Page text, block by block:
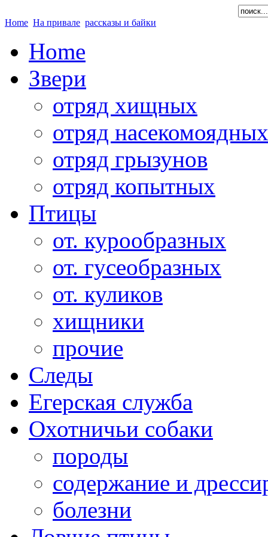
Home На привале рассказы и байки
Home
Звери
отряд хищных
отряд насекомоядных
отряд грызунов
отряд копытных
Птицы
от. курообразных
от. гусеобразных
от. куликов
хищники
прочие
Следы
Егерская служба
Охотничьи собаки
породы
содержание и
болезни